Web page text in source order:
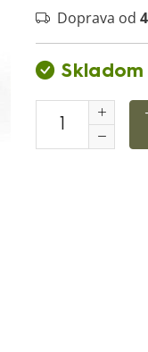
Doprava od